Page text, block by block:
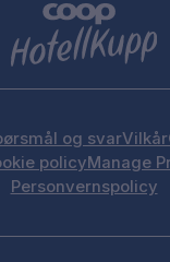
og svarVilkår
policyManage
Personvernspolicy